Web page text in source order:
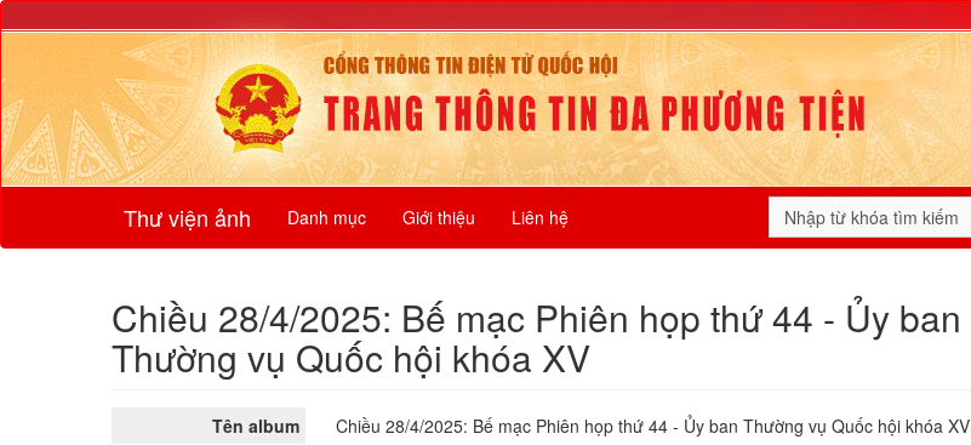
Thư viện ảnh Danh mục Giới thiệu Liên hệ
Chiều 28/4/2025: Bế mạc Phiên họp thứ 44 - Ủy ban
Thường vụ Quốc hội khóa XV
Tên album
Chiều 28/4/2025: Bế mạc Phiên họp thứ 44 - Ủy ban Thường vụ Quốc hội khóa XV